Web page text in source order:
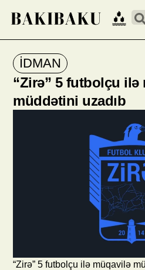
İDMAN
“Zirə” 5 futbolçu ilə
müddətini uzadıb
“Zirə” 5 futbolçu ilə müqavilə